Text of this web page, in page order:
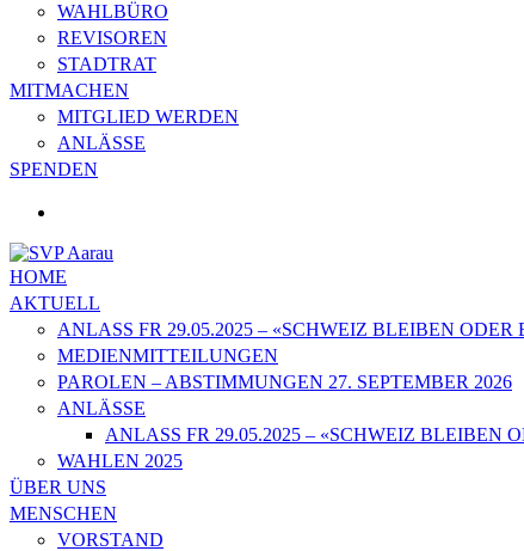
WAHLBÜRO
REVISOREN
STADTRAT
MITMACHEN
MITGLIED WERDEN
ANLÄSSE
SPENDEN
HOME
AKTUELL
ANLASS FR 29.05.2025 – «SCHWEIZ BLEIBEN
MEDIENMITTEILUNGEN
PAROLEN – ABSTIMMUNGEN 27. SEPTEMBER 2026
ANLÄSSE
ANLASS FR 29.05.2025 – «SCHWEIZ BLEIBEN
WAHLEN 2025
ÜBER UNS
MENSCHEN
VORSTAND